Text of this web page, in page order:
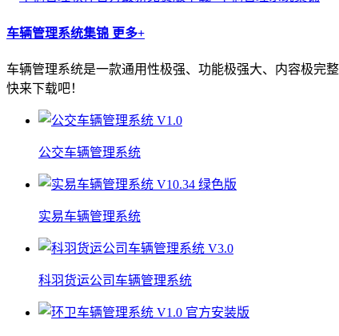
车辆管理系统集锦 更多+
车辆管理系统是一款通用性极强、功能极强大、内容极完
快来下载吧！
公交车辆管理系统
实易车辆管理系统
科羽货运公司车辆管理系统